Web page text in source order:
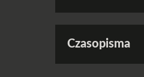
Czasopisma